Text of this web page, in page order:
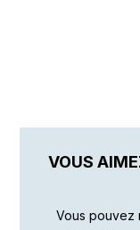
VOUS
Vous pouvez